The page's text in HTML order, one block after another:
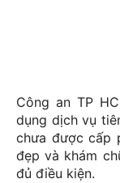
Công an TP
dụng dịch vụ
chưa được cấp
đẹp và khám
đủ điều kiện.